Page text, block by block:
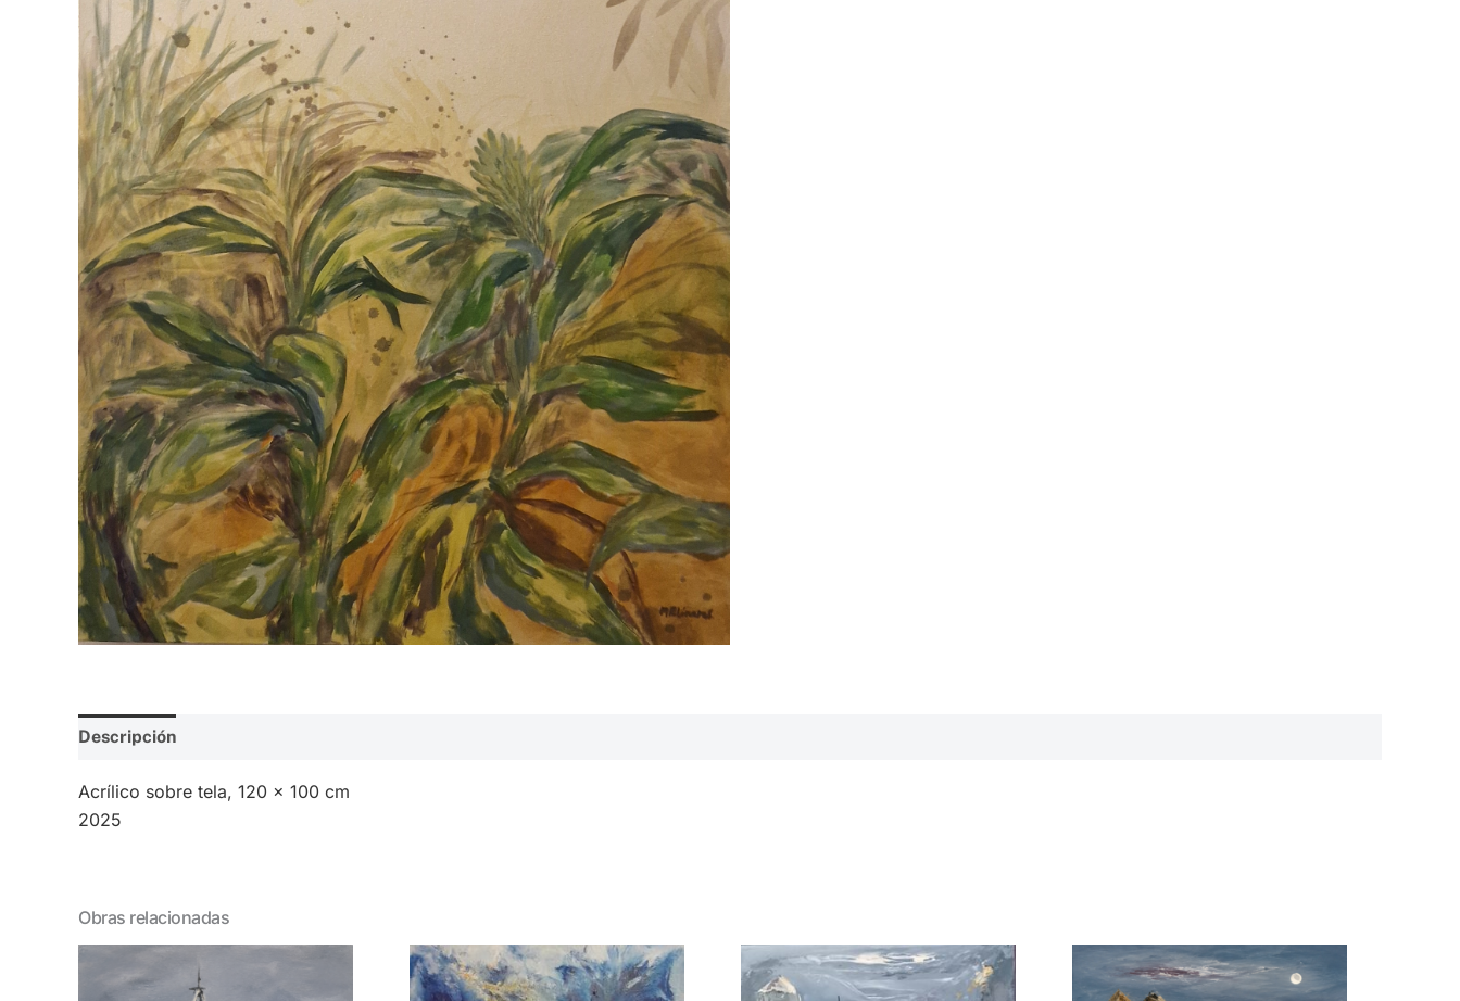
Descripción
Acrílico sobre tela, 120 x 100 cm
2025
Obras relacionadas